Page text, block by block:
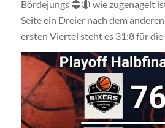
Bördejungs 🔵🔴 wie zugenagelt
Seite ein Dreier nach dem
ersten Viertel steht es 31:8 für die